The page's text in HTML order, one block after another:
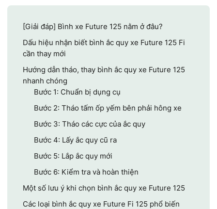
[Giải đáp] Bình xe Future 125 nằm ở đâu?
Dấu hiệu nhận biết bình ắc quy xe Future 125 Fi
cần thay mới
Hướng dẫn tháo, thay bình ắc quy xe Future 125
nhanh chóng
Bước 1: Chuẩn bị dụng cụ
Bước 2: Tháo tấm ốp yếm bên phải hông xe
Bước 3: Tháo các cực của ắc quy
Bước 4: Lấy ắc quy cũ ra
Bước 5: Lắp ắc quy mới
Bước 6: Kiểm tra và hoàn thiện
Một số lưu ý khi chọn bình ắc quy xe Future 125
Các loại bình ắc quy xe Future Fi 125 phổ biến